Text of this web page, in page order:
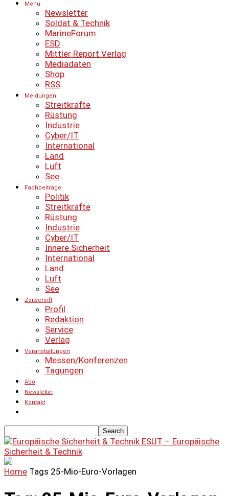
Menu
Newsletter
Soldat & Technik
MarineForum
ESD
Mittler Report Verlag
Mediadaten
Shop
RSS
Meldungen
Streitkräfte
Rüstung
Industrie
Cyber/IT
International
Land
Luft
See
Fachbeiträge
Politik
Streitkräfte
Rüstung
Industrie
Cyber/IT
Innere Sicherheit
International
Land
Luft
See
Zeitschrift
Profil
Redaktion
Service
Verlag
Veranstaltungen
Messen/Konferenzen
Tagungen
Abo
Newsletter
Kontakt
ESUT – Europäische
Sicherheit & Technik
Home Tags 25-Mio-Euro-Vorlagen